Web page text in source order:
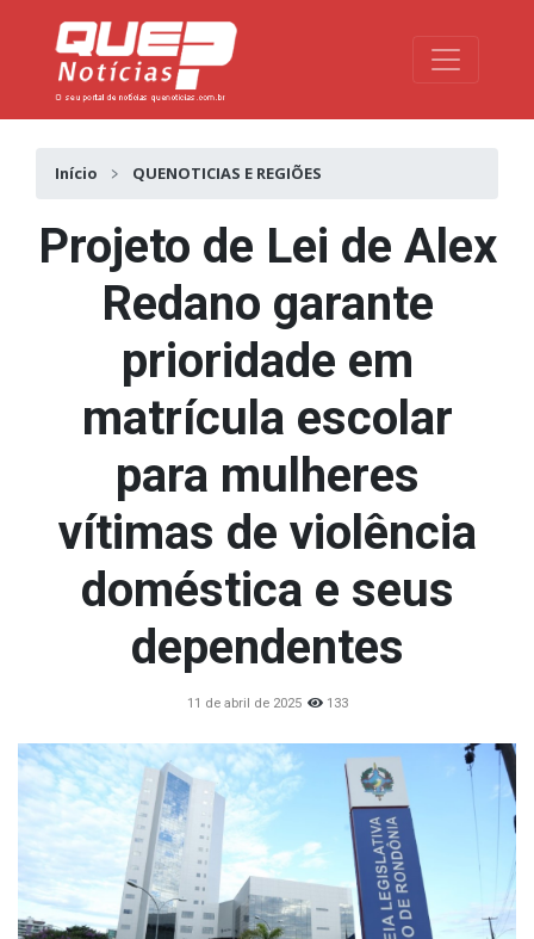
Toggle
Início QUENOTICIAS E REGIÕES
Projeto de Lei de Alex
Redano garante
prioridade em
matrícula escolar
para mulheres
vítimas de violência
doméstica e seus
dependentes
11 de abril de 2025 133